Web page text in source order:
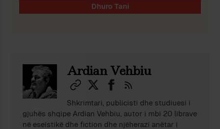
Ardian Vehbiu
Shkrimtari, publicisti dhe studiuesi i
gjuhës shqipe Ardian Vehbiu, autor i mbi 20 librave
në eseistikë dhe fiction dhe njëherazi anëtar i